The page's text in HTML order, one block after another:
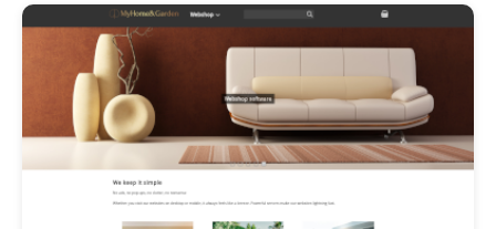
E-Boutique
Les Promos!
Polishangel Belgium